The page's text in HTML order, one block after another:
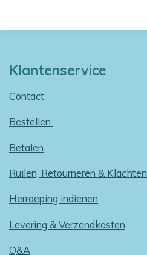
Klantenservice
Contact
Bestellen
Betalen
Ruilen, Retourneren & Klachten
Herroeping indienen
Levering & Verzendkosten
Q&A